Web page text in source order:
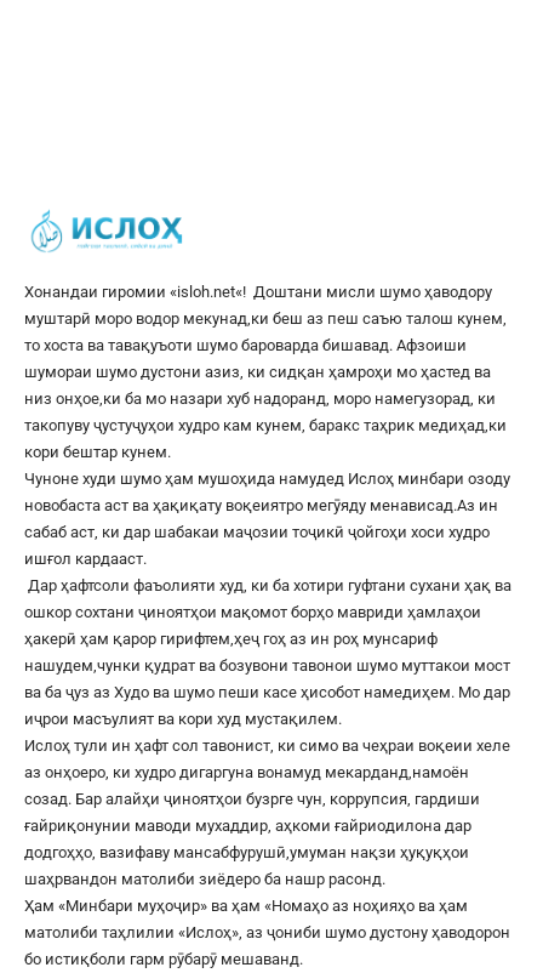
Хонандаи гиромии «isloh.net«! Доштани мисли шумо ҳаводору
муштарӣ моро водор мекунад,ки беш аз пеш саъю талош кунем,
то хоста ва тавақуъоти шумо бароварда бишавад. Афзоиши
шумораи шумо дустони азиз, ки сидқан ҳамроҳи мо ҳастед ва
низ онҳое,ки ба мо назари хуб надоранд, моро намегузорад, ки
такопуву ҷустуҷуҳои худро кам кунем, баракс таҳрик медиҳад,ки
кори бештар кунем.
Чуноне худи шумо ҳам мушоҳида намудед Ислоҳ минбари озоду
новобаста аст ва ҳақиқату воқеиятро мегӯяду менависад.Аз ин
сабаб аст, ки дар шабакаи маҷозии тоҷикӣ ҷойгоҳи хоси худро
ишғол кардааст.
Дар ҳафтсоли фаъолияти худ, ки ба хотири гуфтани сухани ҳақ ва
ошкор сохтани ҷиноятҳои мақомот борҳо мавриди ҳамлаҳои
ҳакерӣ ҳам қарор гирифтем,ҳеҷ гоҳ аз ин роҳ мунсариф
нашудем,чунки қудрат ва бозувони тавонои шумо муттакои мост
ва ба ҷуз аз Худо ва шумо пеши касе ҳисобот намедиҳем. Мо дар
иҷрои масъулият ва кори худ мустақилем.
Ислоҳ тули ин ҳафт сол тавонист, ки симо ва чеҳраи воқеии хеле
аз онҳоеро, ки худро дигаргуна вонамуд мекарданд,намоён
созад. Бар алайҳи ҷиноятҳои бузрге чун, коррупсия, гардиши
ғайриқонунии маводи мухаддир, аҳкоми ғайриодилона дар
додгоҳҳо, вазифаву мансабфурушӣ,умуман нақзи ҳуқуқҳои
шаҳрвандон матолиби зиёдеро ба нашр расонд.
Ҳам «Минбари муҳоҷир» ва ҳам «Номаҳо аз ноҳияҳо ва ҳам
матолиби таҳлилии «Ислоҳ», аз ҷониби шумо дустону ҳаводорон
бо истиқболи гарм рӯбарӯ мешаванд.